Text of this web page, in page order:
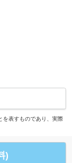
を表すものであり、実際
)